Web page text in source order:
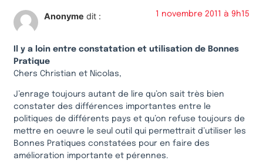
Anonyme dit : 1 novembre 2011 à 9h15
Il y a loin entre constatation et utilisation de Bonnes
Pratique
Chers Christian et Nicolas,
J’enrage toujours autant de lire qu’on sait très bien
constater des différences importantes entre le
politiques de différents pays et qu’on refuse toujours de
mettre en oeuvre le seul outil qui permettrait d’utiliser les
Bonnes Pratiques constatées pour en faire des
amélioration importante et pérennes.